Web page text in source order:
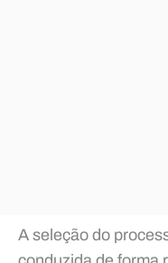
A seleção do